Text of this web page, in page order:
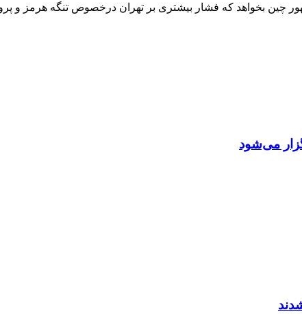
چین بخواهد که فشار بیشتری بر تهران درخصوص تنگه هرمز و
می‌شود